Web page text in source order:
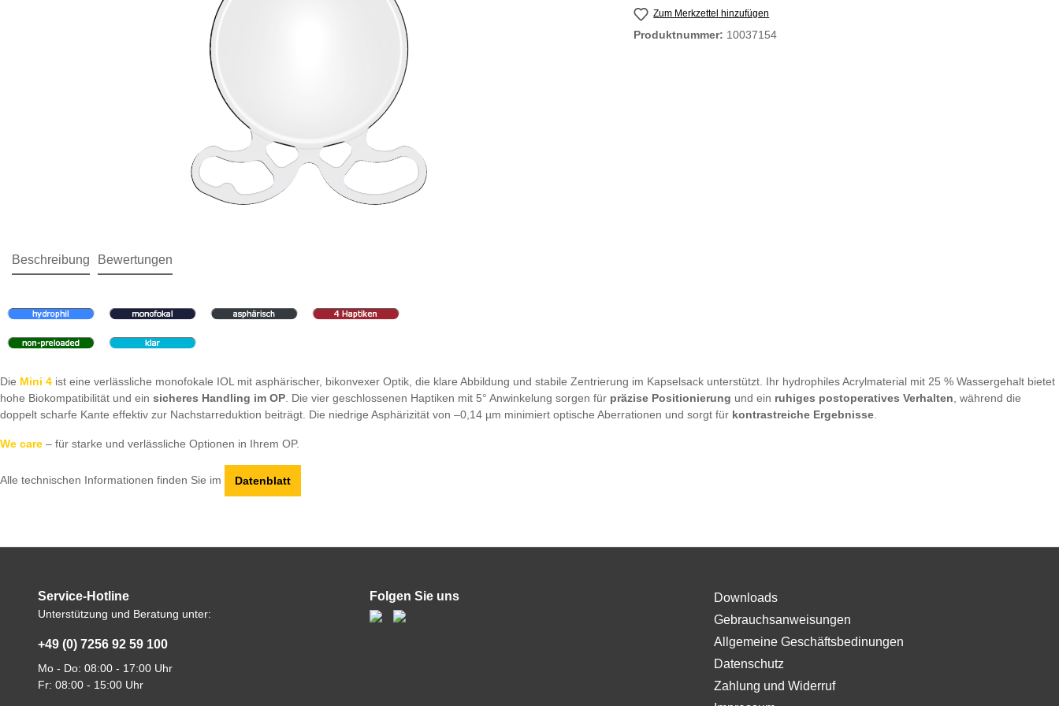
Zum Merkzettel hinzufügen
Produktnummer: 10037154
Beschreibung Bewertungen
Die Mini 4 ist eine verlässliche monofokale IOL mit asphärischer, bikonvexer Optik, die klare Abbildung und stabile Zentrierung im Kapselsack unterstützt. Ihr hydrophiles Acrylmaterial mit 25 % Wassergehalt bietet
hohe Biokompatibilität und ein sicheres Handling im OP. Die vier geschlossenen Haptiken mit 5° Anwinkelung sorgen für präzise Positionierung und ein ruhiges postoperatives Verhalten, während die
doppelt scharfe Kante effektiv zur Nachstarreduktion beiträgt. Die niedrige Asphärizität von –0,14 µm minimiert optische Aberrationen und sorgt für kontrastreiche Ergebnisse.
We care – für starke und verlässliche Optionen in Ihrem OP.
Alle technischen Informationen finden Sie im Datenblatt
Service-Hotline
Unterstützung und Beratung unter:
+49 (0) 7256 92 59 100
Mo - Do: 08:00 - 17:00 Uhr
Fr: 08:00 - 15:00 Uhr
Folgen Sie uns
Downloads
Gebrauchsanweisungen
Allgemeine Geschäftsbedinungen
Datenschutz
Zahlung und Widerruf